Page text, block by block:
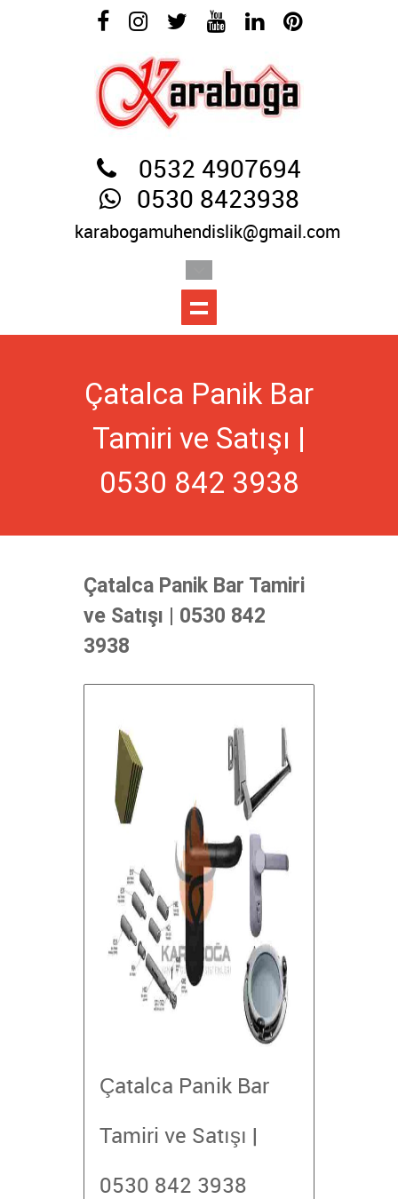
0532 4907694
0530 8423938
karabogamuhendislik@gmail.com
Çatalca Panik Bar
Tamiri ve Satışı |
0530 842 3938
Çatalca Panik Bar Tamiri
ve Satışı | 0530 842
3938
Çatalca Panik Bar
Tamiri ve Satışı |
0530 842 3938